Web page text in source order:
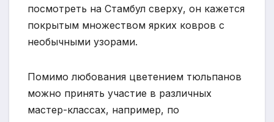
посмотреть на Стамбул сверху, он кажется
покрытым множеством ярких ковров с
необычными узорами.
Помимо любования цветением тюльпанов
можно принять участие в различных
мастер-классах, например, по